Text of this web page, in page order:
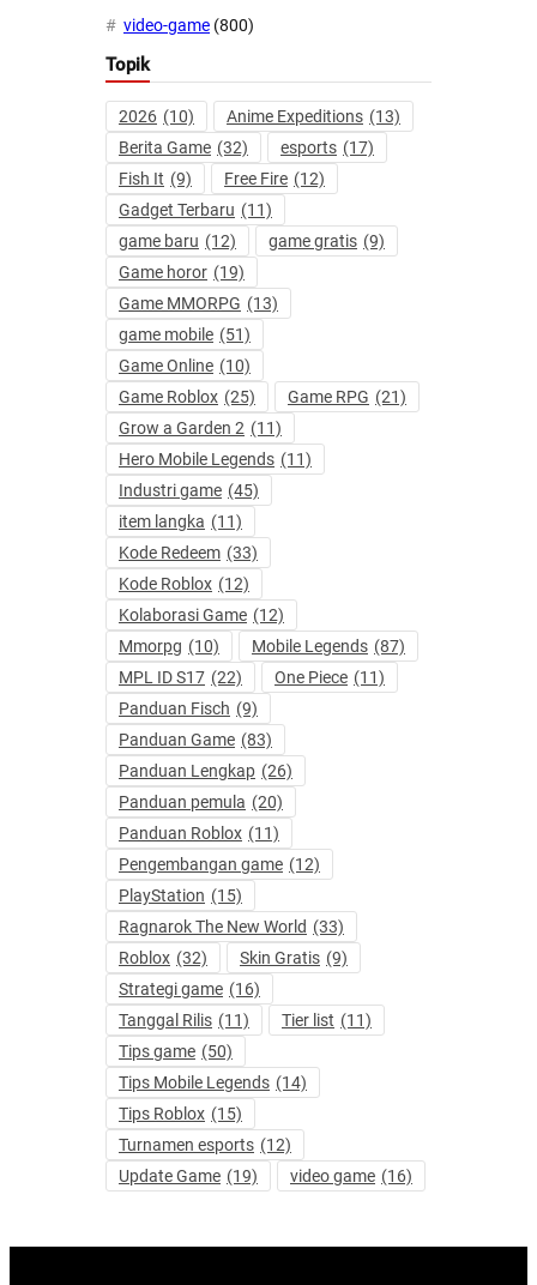
video-game (800)
Topik
2026 (10) Anime Expeditions (13)
Berita Game (32) esports (17)
Fish It (9) Free Fire (12)
Gadget Terbaru (11)
game baru (12) game gratis (9)
Game horor (19)
Game MMORPG (13)
game mobile (51)
Game Online (10)
Game Roblox (25) Game RPG (21)
Grow a Garden 2 (11)
Hero Mobile Legends (11)
Industri game (45)
item langka (11)
Kode Redeem (33)
Kode Roblox (12)
Kolaborasi Game (12)
Mmorpg (10) Mobile Legends (87)
MPL ID S17 (22) One Piece (11)
Panduan Fisch (9)
Panduan Game (83)
Panduan Lengkap (26)
Panduan pemula (20)
Panduan Roblox (11)
Pengembangan game (12)
PlayStation (15)
Ragnarok The New World (33)
Roblox (32) Skin Gratis (9)
Strategi game (16)
Tanggal Rilis (11) Tier list (11)
Tips game (50)
Tips Mobile Legends (14)
Tips Roblox (15)
Turnamen esports (12)
Update Game (19) video game (16)